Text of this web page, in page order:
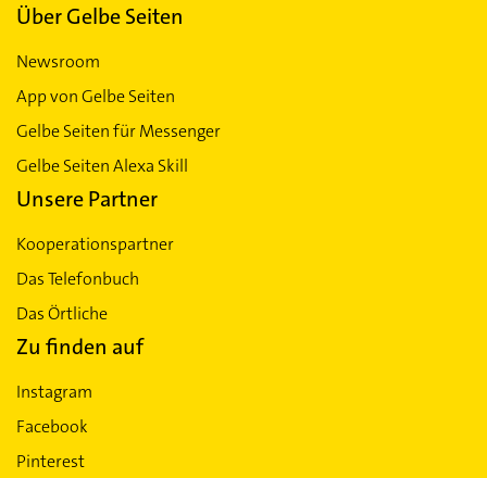
Über Gelbe Seiten
Newsroom
App von Gelbe Seiten
Gelbe Seiten für Messenger
Gelbe Seiten Alexa Skill
Unsere Partner
Kooperationspartner
Das Telefonbuch
Das Örtliche
Zu finden auf
Instagram
Facebook
Pinterest